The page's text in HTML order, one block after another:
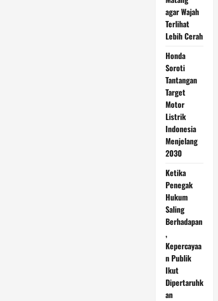
agar Wajah
Terlihat
Lebih Cerah
Honda
Soroti
Tantangan
Target
Motor
Listrik
Indonesia
Menjelang
2030
Ketika
Penegak
Hukum
Saling
Berhadapan
,
Kepercayaa
n Publik
Ikut
Dipertaruhk
an